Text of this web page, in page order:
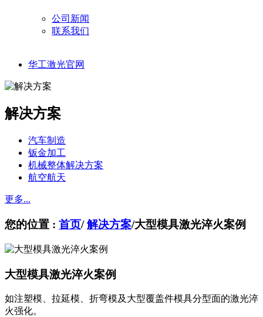
公司新闻
联系我们
华工激光官网
解决方案
汽车制造
钣金加工
机械整体解决方案
航空航天
更多...
您的位置 : 首页/ 解决方案/大型模具激光淬火案例
大型模具激光淬火案例
如注塑模、拉延模、折弯模及大型覆盖件模具分型面的激光淬
火强化。